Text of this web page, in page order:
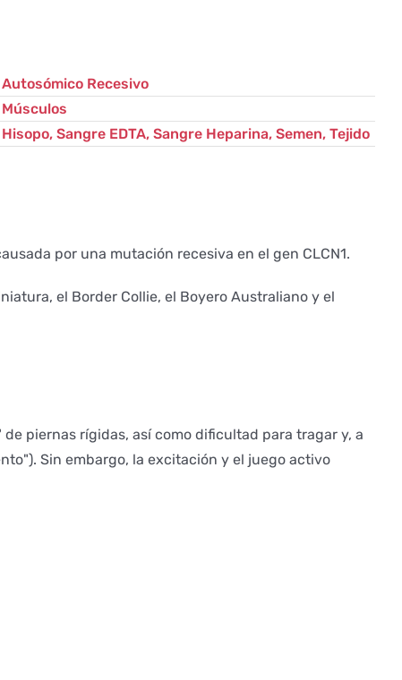
Autosómico Recesivo
Músculos
Hisopo, Sangre EDTA, Sangre Heparina, Semen, Tejido
por una mutación recesiva en el gen CLCN1.
el Border Collie, el Boyero Australiano y el
piernas rígidas, así como dificultad para tragar y, a
Sin embargo, la excitación y el juego activo